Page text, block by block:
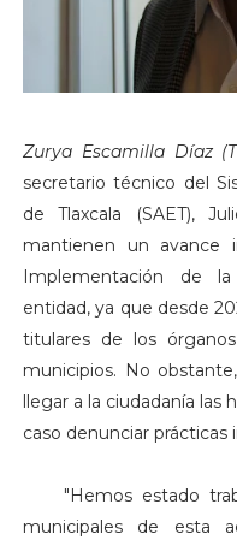
Zurya Escamilla Díaz
secretario técnico del
de Tlaxcala (SAET),
mantienen un avance
Implementación de
entidad, ya que desde
titulares de los
municipios. No
llegar a la ciudadanía
caso denunciar prácticas
"Hemos estado t
municipales de esta